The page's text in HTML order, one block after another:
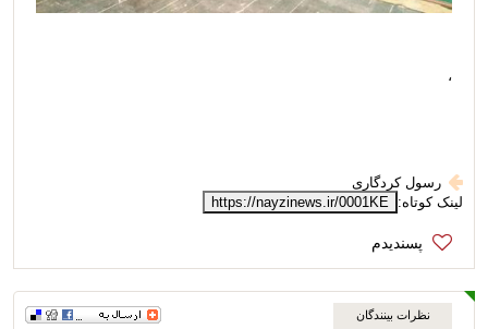
،
رسول کردگاری
لینک کوتاه: https://nayzinews.ir/0001KE
نظرات بینندگان